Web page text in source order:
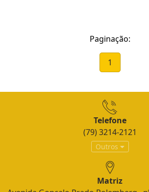
Paginação:
1
Telefone
(79) 3214-2121
Outros
Matriz